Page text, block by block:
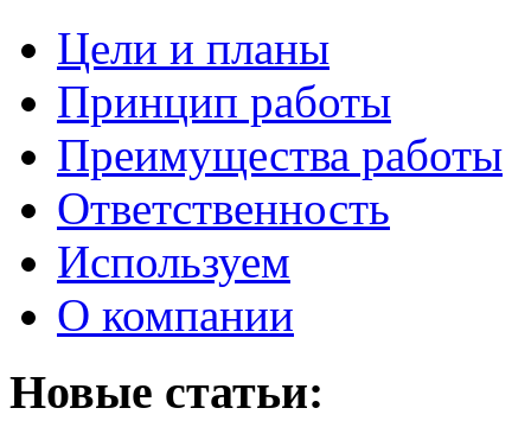
Цели и планы
Принцип работы
Преимущества работы
Ответственность
Используем
О компании
Новые статьи: